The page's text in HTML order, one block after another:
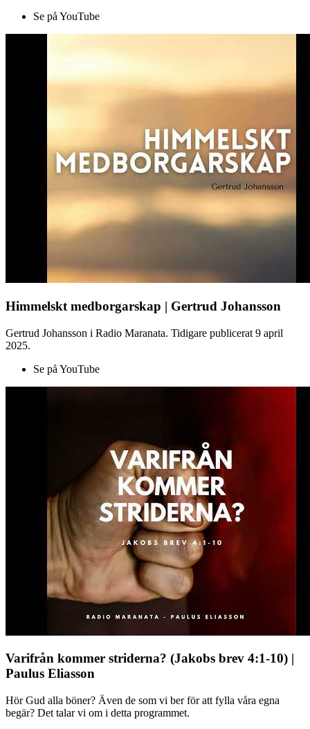
Se på YouTube
Himmelskt medborgarskap | Gertrud Johansson
Gertrud Johansson i Radio Maranata. Tidigare publicerat 9 april
2025.
Se på YouTube
Varifrån kommer striderna? (Jakobs brev 4:1-10) |
Paulus Eliasson
Hör Gud alla böner? Även de som vi ber för att fylla våra egna
begär? Det talar vi om i detta programmet.